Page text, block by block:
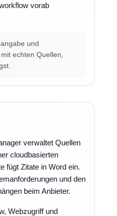
vorab
und
echten Quellen,
verwaltet Quellen
cloudbasierten
fügt Zitate in Word ein.
und den
beim Anbieter.
Webzugriff und